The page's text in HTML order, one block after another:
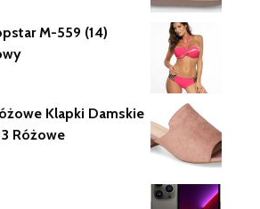
M-559 (14)
Klapki Damskie
Różowe